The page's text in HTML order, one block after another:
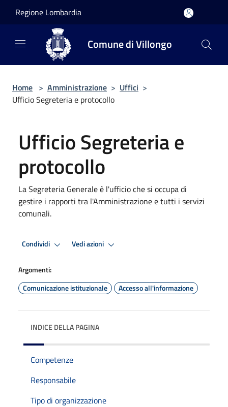
Regione Lombardia
Comune di Villongo
Home > Amministrazione > Uffici >
Ufficio Segreteria e protocollo
Ufficio Segreteria e
protocollo
La Segreteria Generale è l'ufficio che si occupa di
gestire i rapporti tra l'Amministrazione e tutti i servizi
comunali.
Condividi Vedi azioni
Argomenti:
Comunicazione istituzionale
Accesso all'informazione
INDICE DELLA PAGINA
Competenze
Responsabile
Tipo di organizzazione